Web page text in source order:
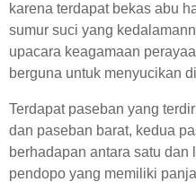
karena terdapat bekas abu
sumur suci yang
upacara keagamaan
berguna untuk menyucikan
Terdapat paseban yang
dan paseban barat, kedua
berhadapan antara satu
pendopo yang memiliki